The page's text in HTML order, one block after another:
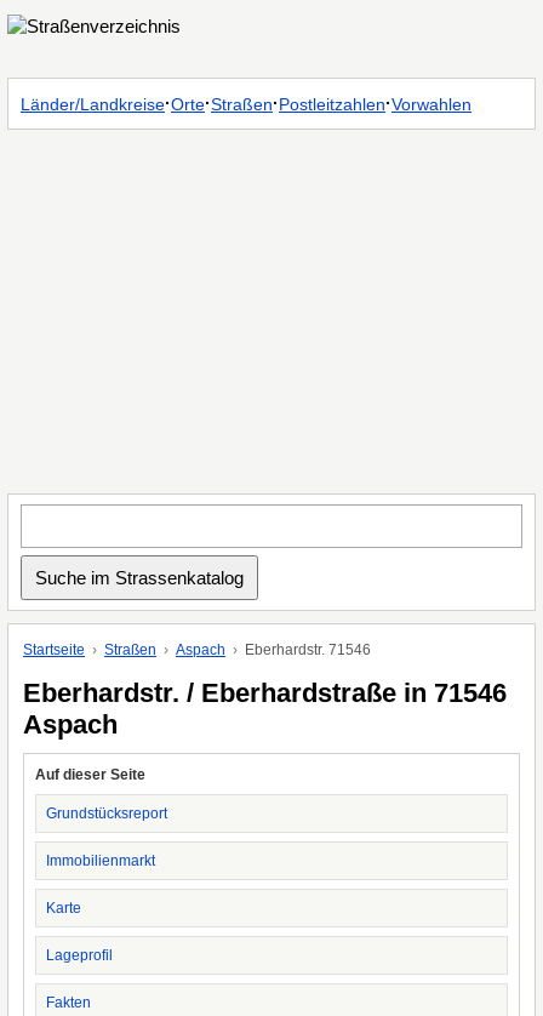
Länder/Landkreise·Orte·Straßen·Postleitzahlen·Vorwahlen
Startseite Straßen Aspach Eberhardstr. 71546
Eberhardstr. / Eberhardstraße in 71546
Aspach
Auf dieser Seite
Grundstücksreport
Immobilienmarkt
Karte
Lageprofil
Fakten